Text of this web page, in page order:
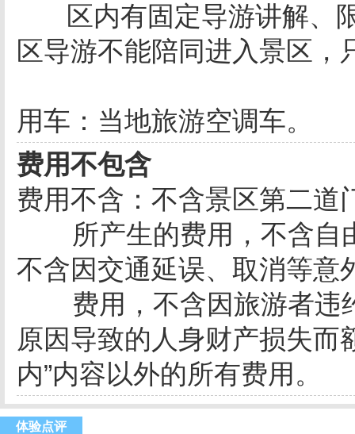
区内有固定导游讲解、
区导游不能陪同进入景区，
用车：当地旅游空调车。
费用不包含
费用不含：不含景区第二道
所产生的费用，不含自
不含因交通延误、取消等意
费用，不含因旅游者违
原因导致的人身财产损失而
内”内容以外的所有费用。
体验点评